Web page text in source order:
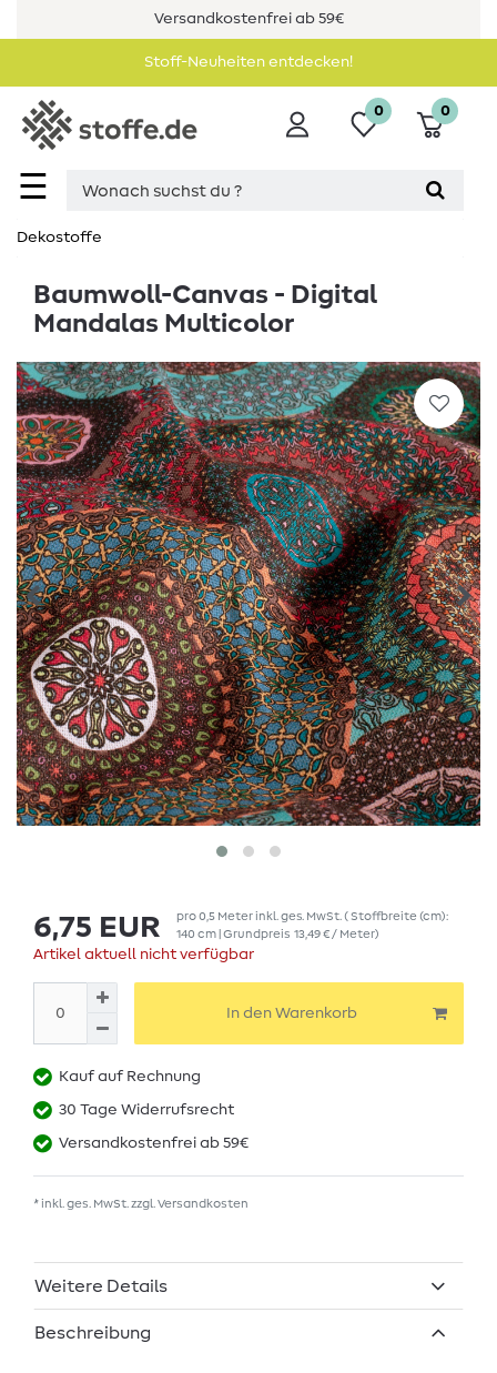
Versandkostenfrei ab 59€
Stoff-Neuheiten entdecken!
☰
0 0
Dekostoffe
Baumwoll-Canvas - Digital
Mandalas Multicolor
6,75 EUR pro0,5 Meter inkl. ges. MwSt.( Stoffbreite (cm):
140 cm | Grundpreis 13,49 € / Meter)
Artikel aktuell nicht verfügbar
In den Warenkorb
Kauf auf Rechnung
30 Tage Widerrufsrecht
Versandkostenfrei ab 59€
* inkl. ges. MwSt. zzgl.Versandkosten
Weitere Details
Beschreibung